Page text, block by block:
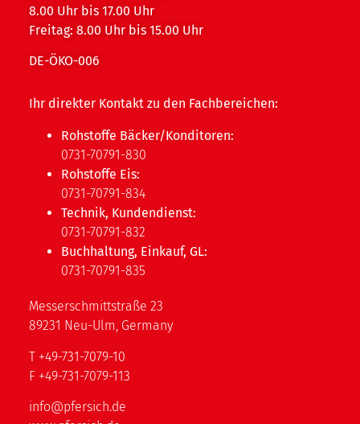
8.00 Uhr bis 17.00 Uhr
Freitag: 8.00 Uhr bis 15.00 Uhr
DE-ÖKO-006
Ihr direkter Kontakt zu den Fachbereichen:
Rohstoffe Bäcker/Konditoren:
0731-70791-830
Rohstoffe Eis:
0731-70791-834
Technik, Kundendienst:
0731-70791-832
Buchhaltung, Einkauf, GL:
0731-70791-835
Messerschmittstraße 23
89231 Neu-Ulm, Germany
T +49-731-7079-10
F +49-731-7079-113
info@pfersich.de